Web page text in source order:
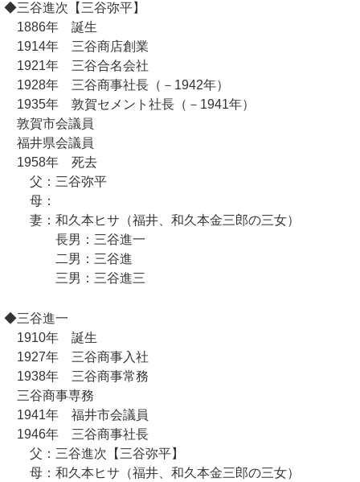
◆三谷進次【三谷弥平】
1886年 誕生
1914年 三谷商店創業
1921年 三谷合名会社
1928年 三谷商事社長（－1942年）
1935年 敦賀セメント社長（－1941年）
敦賀市会議員
福井県会議員
1958年 死去
父：三谷弥平
母：
妻：和久本ヒサ（福井、和久本金三郎の三女）
長男：三谷進一
二男：三谷進
三男：三谷進三
◆三谷進一
1910年 誕生
1927年 三谷商事入社
1938年 三谷商事常務
三谷商事専務
1941年 福井市会議員
1946年 三谷商事社長
父：三谷進次【三谷弥平】
母：和久本ヒサ（福井、和久本金三郎の三女）